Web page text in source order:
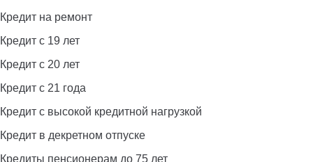
Кредит на ремонт
Кредит с 19 лет
Кредит с 20 лет
Кредит с 21 года
Кредит с высокой кредитной нагрузкой
Кредит в декретном отпуске
Кредиты пенсионерам до 75 лет